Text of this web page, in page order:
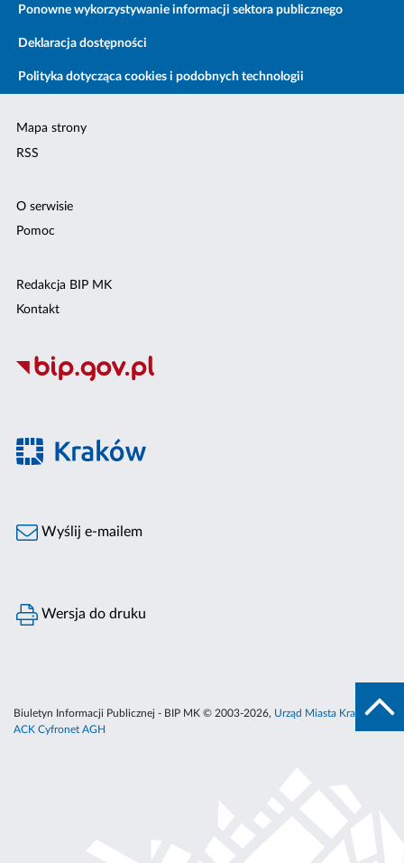
Ponowne wykorzystywanie informacji sektora publicznego
Deklaracja dostępności
Polityka dotycząca cookies i podobnych technologii
Mapa strony
RSS
O serwisie
Pomoc
Redakcja BIP MK
Kontakt
Wyślij e-mailem
Wersja do druku
Biuletyn Informacji Publicznej - BIP MK © 2003-2026, Urząd Miasta Krakowa
ACK Cyfronet AGH